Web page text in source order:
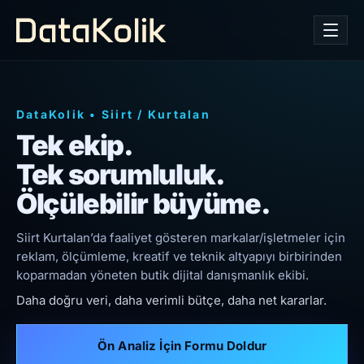
DataKolik • Siirt / Kurtalan
Tek ekip.
Tek sorumluluk.
Ölçülebilir büyüme.
Siirt Kurtalan’da faaliyet gösteren markalar/işletmeler için
reklam, ölçümleme, kreatif ve teknik altyapıyı birbirinden
koparmadan yöneten butik dijital danışmanlık ekibi.
Daha doğru veri, daha verimli bütçe, daha net kararlar.
Ön Analiz İçin Formu Doldur